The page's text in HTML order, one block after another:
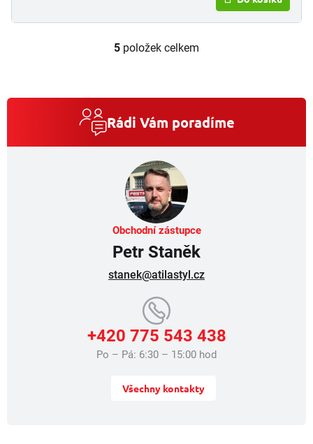
O
a
í
p
r
v
k
y
v
p
s
5 položek celkem
Rádi Vám poradíme
Obchodní zástupce
Petr Staněk
stanek@atilastyl.cz
+420 775 543 438
Po – Pá: 6:30 – 15:00 hod
Všechny kontakty